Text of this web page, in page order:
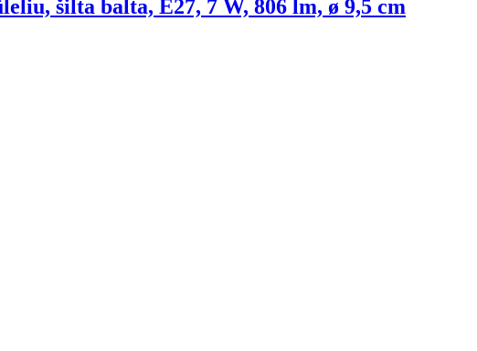
šilta balta, E27, 7 W, 806 lm, ø 9,5 cm